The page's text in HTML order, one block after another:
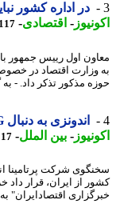
در اداره کشور
-اقتصادی-117 ماه پیش - پنجشنبه 25 آذر 1395، 09:37
اول رییس جمهور با
اقتصاد در خصوص
مذکور تذکر داد. - به
اندونزی به دنبال LPG ایران است
-بین الملل-117 ماه پیش - پنجشنبه 25 آذر 1395، 09:27
شرکت پرتامینا
از ایران، قرار داد
اقتصادایران" به نقل